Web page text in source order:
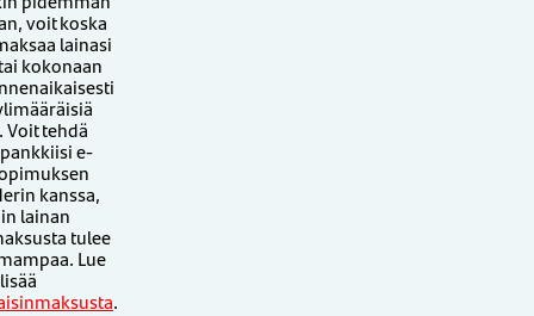
voit koska
lainasi
kokonaan
tehdä
e-
kanssa,
lainan
tulee
Lue
lisää
.